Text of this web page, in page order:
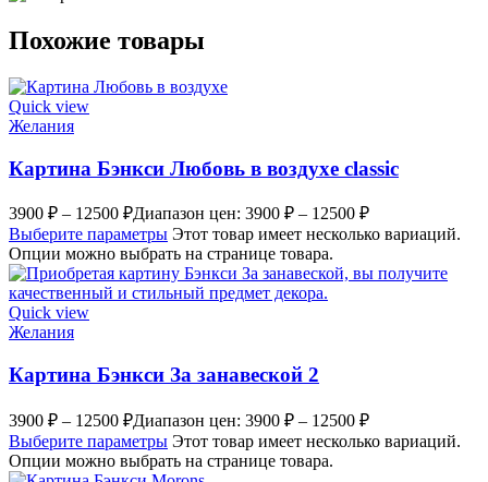
Похожие товары
Quick view
Желания
Картина Бэнкси Любовь в воздухе classic
3900 ₽ – 12500 ₽Диапазон цен: 3900 ₽ – 12500 ₽
Выберите параметры Этот товар имеет несколько вариаций.
Опции можно выбрать на странице товара.
Quick view
Желания
Картина Бэнкси За занавеской 2
3900 ₽ – 12500 ₽Диапазон цен: 3900 ₽ – 12500 ₽
Выберите параметры Этот товар имеет несколько вариаций.
Опции можно выбрать на странице товара.